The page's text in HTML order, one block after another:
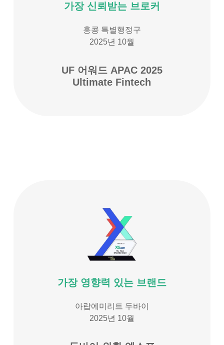
가장 신뢰받는 브로커
홍콩 특별행정구
2025년 10월
UF 어워드 APAC 2025
Ultimate Fintech
가장 영향력 있는 브랜드
아랍에미리트 두바이
2025년 10월